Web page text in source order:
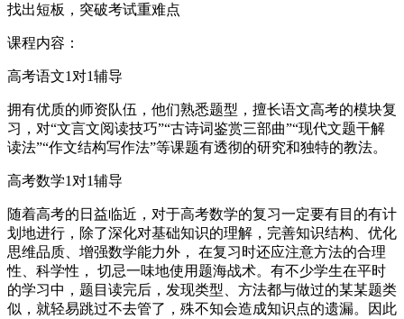
找出短板，突破考试重难点
课程内容：
高考语文1对1辅导
拥有优质的师资队伍，他们熟悉题型，擅长语文高考的模块复
习，对“文言文阅读技巧”“古诗词鉴赏三部曲”“现代文题干解
读法”“作文结构写作法”等课题有透彻的研究和独特的教法。
高考数学1对1辅导
随着高考的日益临近，对于高考数学的复习一定要有目的有计
划地进行，除了深化对基础知识的理解，完善知识结构、优化
思维品质、增强数学能力外， 在复习时还应注意方法的合理
性、科学性， 切忌一味地使用题海战术。有不少学生在平时
的学习中，题目读完后，发现类型、方法都与做过的某某题类
似，就轻易跳过不去管了，殊不知会造成知识点的遗漏。因此